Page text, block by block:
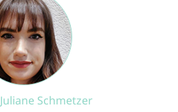
Juliane Schmetzer